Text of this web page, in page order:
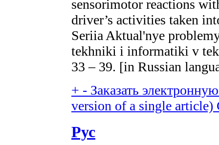
sensorimotor reactions
driver’s activities taken
Seriia Aktual'nye
tekhniki i informatiki v
33 – 39. [in Russian
+ - Заказать
version of a single article)
Рус